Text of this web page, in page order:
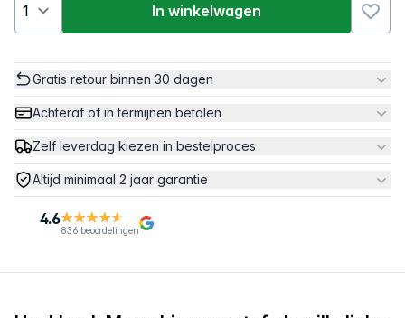
In winkelwagen
Gratis retour binnen 30 dagen
Achteraf of in termijnen betalen
Zelf leverdag kiezen in bestelproces
Altijd minimaal 2 jaar garantie
4.6
836 beoordelingen